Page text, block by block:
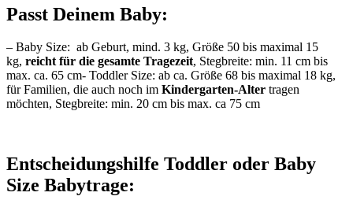
Passt Deinem Baby:
– Baby Size: ab Geburt, mind. 3 kg, Größe 50 bis maximal 15
kg, reicht für die gesamte Tragezeit, Stegbreite: min. 11 cm bis
max. ca. 65 cm- Toddler Size: ab ca. Größe 68 bis maximal 18 kg,
für Familien, die auch noch im Kindergarten-Alter tragen
möchten, Stegbreite: min. 20 cm bis max. ca 75 cm
Entscheidungshilfe Toddler oder Baby
Size Babytrage: